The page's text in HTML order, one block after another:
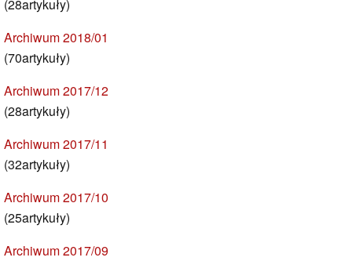
(28artykuły)
Archiwum 2018/01
(70artykuły)
Archiwum 2017/12
(28artykuły)
Archiwum 2017/11
(32artykuły)
Archiwum 2017/10
(25artykuły)
Archiwum 2017/09